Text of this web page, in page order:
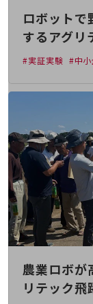
自動化・省電化
人材不足解消
業種・業態で探す
自治体
医療・介護
観光
教育
モビリティ
製造・建設業
小売業
キーワードで探す
モバイルTOP
ロボットで
するアグリ
#実証実験 #中
農業ロボが
リテック飛